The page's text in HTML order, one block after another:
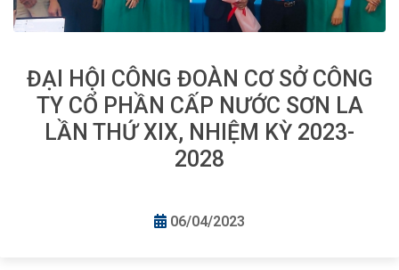
ĐẠI HỘI CÔNG ĐOÀN CƠ SỞ CÔNG
TY CỔ PHẦN CẤP NƯỚC SƠN LA
LẦN THỨ XIX, NHIỆM KỲ 2023-
2028
06/04/2023